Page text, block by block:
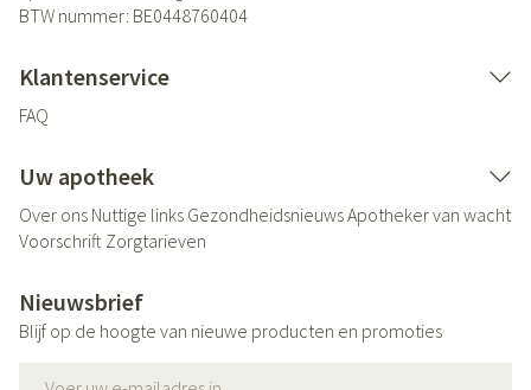
BTW nummer: BE0448760404
Klantenservice
FAQ
Uw apotheek
Over ons Nuttige links GezondheidsnieuwsApotheker van wacht
Voorschrift Zorgtarieven
Nieuwsbrief
Blijf op de hoogte van nieuwe producten en promoties